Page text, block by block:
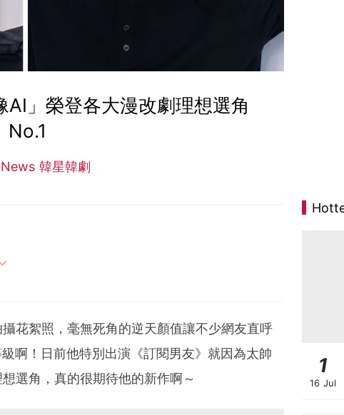
」榮登各大漫改劇理想選角
No.1
韓星韓劇
花絮照，毫無死角的逆天顏值讓不少網友直呼
啊！日前他特別出演《訂閱男友》就因為太帥
選角，真的很期待他的新作啊～
1
16 Jul